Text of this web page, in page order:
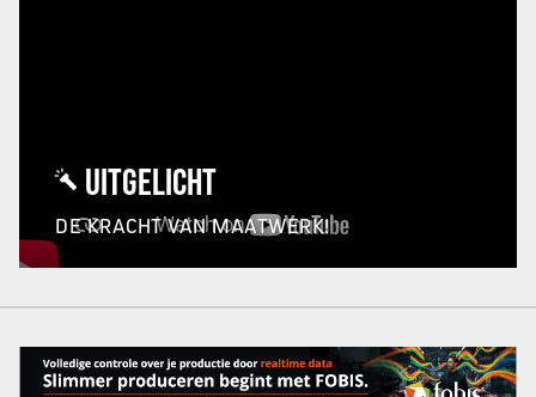
UITGELICHT
DE KRACHT VAN MAATWERK!